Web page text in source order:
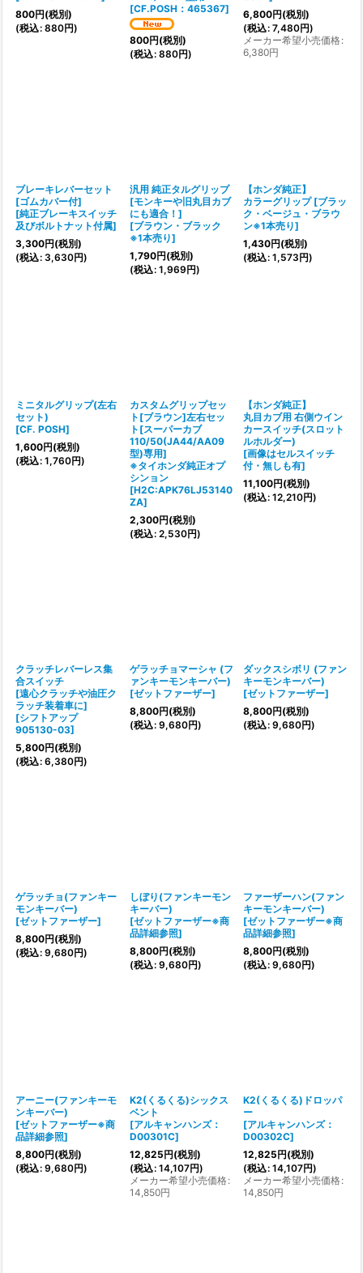
800円(税別)
(税込: 880円)
[CF.POSH：465367]
800円(税別)
(税込: 880円)
6,800円(税別)
(税込: 7,480円)
メーカー希望小売価格:
6,380円
ブレーキレバーセット
[ゴムカバー付]
[純正ブレーキスイッチ
及びボルトナット付属]
3,300円(税別)
(税込: 3,630円)
汎用 純正タルグリップ
[モンキーや旧丸目カブ
にも適合！]
[ブラウン・ブラック
※1本売り]
1,790円(税別)
(税込: 1,969円)
【ホンダ純正】
カラーグリップ [ブラッ
ク・ベージュ・ブラウ
ン※1本売り]
1,430円(税別)
(税込: 1,573円)
ミニタルグリップ(左右
セット)
[CF. POSH]
1,600円(税別)
(税込: 1,760円)
カスタムグリップセッ
ト[ブラウン]左右セッ
ト[スーパーカブ
110/50(JA44/AA09
型)専用]
※タイホンダ純正オプ
シンョン
[H2C:APK76LJ53140
ZA]
2,300円(税別)
(税込: 2,530円)
【ホンダ純正】
丸目カブ用 右側ウイン
カースイッチ(スロット
ルホルダー)
[画像はセルスイッチ
付・無しも有]
11,100円(税別)
(税込: 12,210円)
クラッチレバーレス集
合スイッチ
[遠心クラッチや油圧ク
ラッチ装着車に]
[シフトアップ
905130-03]
5,800円(税別)
(税込: 6,380円)
ゲラッチョマーシャ (フ
ァンキーモンキーバー)
[ゼットファーザー]
8,800円(税別)
(税込: 9,680円)
ダックスシボリ (ファン
キーモンキーバー)
[ゼットファーザー]
8,800円(税別)
(税込: 9,680円)
ゲラッチョ(ファンキー
モンキーバー)
[ゼットファーザー]
8,800円(税別)
(税込: 9,680円)
しぼり(ファンキーモン
キーバー)
[ゼットファーザー※商
品詳細参照]
8,800円(税別)
(税込: 9,680円)
ファーザーハン(ファン
キーモンキーバー)
[ゼットファーザー※商
品詳細参照]
8,800円(税別)
(税込: 9,680円)
アーニー(ファンキーモ
ンキーバー)
[ゼットファーザー※商
品詳細参照]
8,800円(税別)
(税込: 9,680円)
K2(くるくる)シックス
ベント
[アルキャンハンズ：
D00301C]
12,825円(税別)
(税込: 14,107円)
メーカー希望小売価格:
14,850円
K2(くるくる)ドロッパ
ー
[アルキャンハンズ：
D00302C]
12,825円(税別)
(税込: 14,107円)
メーカー希望小売価格:
14,850円